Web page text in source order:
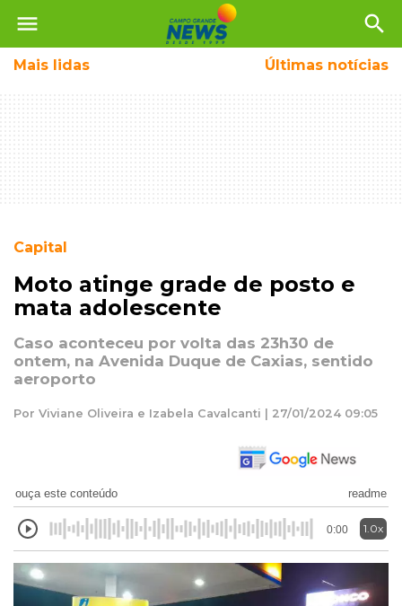
menu search
Mais lidas Últimas notícias
Capital
Moto atinge grade de posto e
mata adolescente
Caso aconteceu por volta das 23h30 de
ontem, na Avenida Duque de Caxias, sentido
aeroporto
Por Viviane Oliveira e Izabela Cavalcanti | 27/01/2024 09:05
ouça este conteúdo readme
0:00 1.0x